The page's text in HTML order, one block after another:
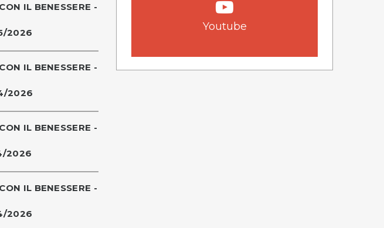
IL BENESSERE -
2026
IL BENESSERE -
2026
IL BENESSERE -
2026
IL BENESSERE -
2026
Youtube